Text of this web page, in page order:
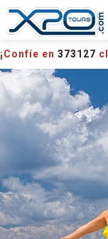
¡Confíe en 373127
HECHO PARA SER